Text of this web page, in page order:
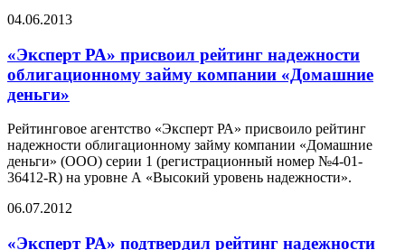
04.06.2013
«Эксперт РА» присвоил рейтинг надежности
облигационному займу компании «Домашние
деньги»
Рейтинговое агентство «Эксперт РА» присвоило рейтинг
надежности облигационному займу компании «Домашние
деньги» (ООО) серии 1 (регистрационный номер №4-01-
36412-R) на уровне А «Высокий уровень надежности».
06.07.2012
«Эксперт РА» подтвердил рейтинг надежности